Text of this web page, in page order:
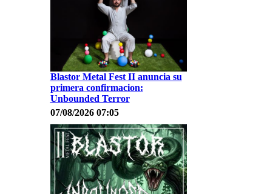
Blastor Metal Fest II anuncia su
primera confirmacion:
Unbounded Terror
07/08/2026 07:05